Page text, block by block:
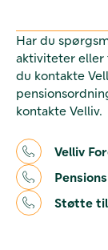
Har du
aktiviteter eller
du kontakte
kontakte Velliv.
Velliv
Støtte til